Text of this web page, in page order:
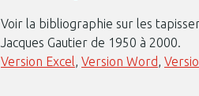
Voir la bibliographie sur les
Jacques Gautier de 1950 à 2000.
Version Excel, Version Word,